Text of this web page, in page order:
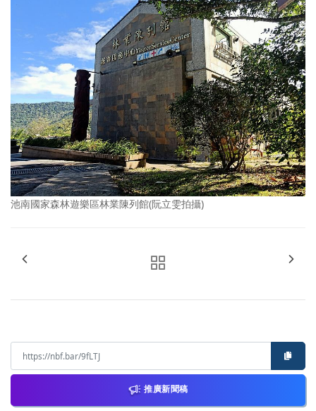
池南國家森林遊樂區林業陳列館(阮立雯拍攝)
推廣新聞稿